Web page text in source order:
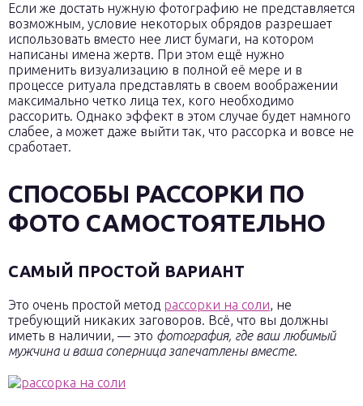
Если же достать нужную фотографию не представляется
возможным, условие некоторых обрядов разрешает
использовать вместо нее лист бумаги, на котором
написаны имена жертв. При этом ещё нужно
применить визуализацию в полной её мере и в
процессе ритуала представлять в своем воображении
максимально четко лица тех, кого необходимо
рассорить. Однако эффект в этом случае будет намного
слабее, а может даже выйти так, что рассорка и вовсе не
сработает.
СПОСОБЫ РАССОРКИ ПО
ФОТО САМОСТОЯТЕЛЬНО
САМЫЙ ПРОСТОЙ ВАРИАНТ
Это очень простой метод рассорки на соли, не
требующий никаких заговоров. Всё, что вы должны
иметь в наличии, — это фотография, где ваш любимый
мужчина и ваша соперница запечатлены вместе.